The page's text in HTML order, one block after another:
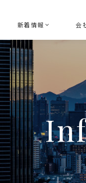
新着情報
ニュースリリー
共創活動
会